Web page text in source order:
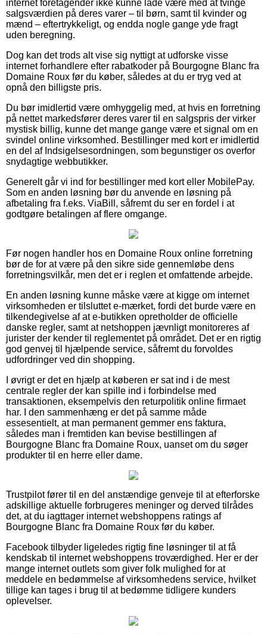
internet foretagender ikke kunne lade være med at tvinge
salgsværdien på deres varer – til børn, samt til kvinder og
mænd – eftertrykkeligt, og endda nogle gange yde fragt
uden beregning.
Dog kan det trods alt vise sig nyttigt at udforske visse
internet forhandlere efter rabatkoder på Bourgogne Blanc fra
Domaine Roux før du køber, således at du er tryg ved at
opnå den billigste pris.
Du bør imidlertid være omhyggelig med, at hvis en forretning
på nettet markedsfører deres varer til en salgspris der virker
mystisk billig, kunne det mange gange være et signal om en
svindel online virksomhed. Bestillinger med kort er imidlertid
en del af Indsigelsesordningen, som begunstiger os overfor
snydagtige webbutikker.
Generelt går vi ind for bestillinger med kort eller MobilePay.
Som en anden løsning bør du anvende en løsning på
afbetaling fra f.eks. ViaBill, såfremt du ser en fordel i at
godtgøre betalingen af flere omgange.
Før nogen handler hos en Domaine Roux online forretning
bør de for at være på den sikre side gennemløbe dens
forretningsvilkår, men det er i reglen et omfattende arbejde.
En anden løsning kunne måske være at kigge om internet
virksomheden er tilsluttet e-mærket, fordi det burde være en
tilkendegivelse af at e-butikken opretholder de officielle
danske regler, samt at netshoppen jævnligt monitoreres af
jurister der kender til reglementet på området. Det er en rigtig
god genvej til hjælpende service, såfremt du forvoldes
udfordringer ved din shopping.
I øvrigt er det en hjælp at køberen er sat ind i de mest
centrale regler der kan spille ind i forbindelse med
transaktionen, eksempelvis den returpolitik online firmaet
har. I den sammenhæng er det på samme måde
essesentielt, at man permanent gemmer ens faktura,
således man i fremtiden kan bevise bestillingen af
Bourgogne Blanc fra Domaine Roux, uanset om du søger
produkter til en herre eller dame.
Trustpilot fører til en del anstændige genveje til at efterforske
adskillige aktuelle forbrugeres meninger og derved tilrådes
det, at du iagttager internet webshoppens ratings af
Bourgogne Blanc fra Domaine Roux før du køber.
Facebook tilbyder ligeledes rigtig fine løsninger til at få
kendskab til internet webshoppens troværdighed. Her er der
mange internet outlets som giver folk mulighed for at
meddele en bedømmelse af virksomhedens service, hvilket
tillige kan tages i brug til at bedømme tidligere kunders
oplevelser.